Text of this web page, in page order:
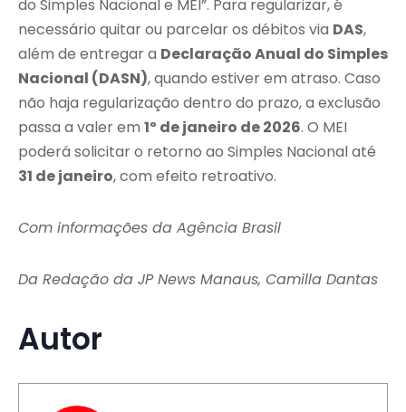
do Simples Nacional e MEI”. Para regularizar, é
necessário quitar ou parcelar os débitos via DAS,
além de entregar a Declaração Anual do Simples
Nacional (DASN), quando estiver em atraso. Caso
não haja regularização dentro do prazo, a exclusão
passa a valer em 1º de janeiro de 2026. O MEI
poderá solicitar o retorno ao Simples Nacional até
31 de janeiro, com efeito retroativo.
Com informações da Agência Brasil
Da Redação da JP News Manaus, Camilla Dantas
Autor